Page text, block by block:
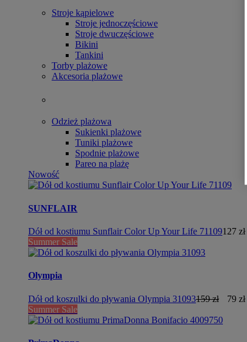
Stroje kąpielowe
Stroje jednoczęściowe
Stroje dwuczęściowe
Bikini
Tankini
Torby plażowe
Akcesoria plażowe
Odzież plażowa
Sukienki plażowe
Tuniki plażowe
Spodnie plażowe
Pareo na plażę
Nowość
SUNFLAIR
Dół od kostiumu Sunflair Color Up Your Life 71109127 zł
Summer Sale
Olympia
Dół od koszulki do pływania Olympia 31093159 zł 79 zł
Summer Sale